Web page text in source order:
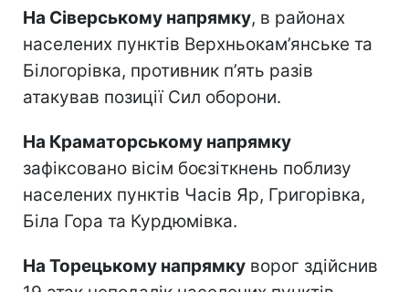
На Сіверському напрямку, в районах
населених пунктів Верхньокам’янське та
Білогорівка, противник п’ять разів
атакував позиції Сил оборони.
На Краматорському напрямку
зафіксовано вісім боєзіткнень поблизу
населених пунктів Часів Яр, Григорівка,
Біла Гора та Курдюмівка.
На Торецькому напрямку ворог здійснив